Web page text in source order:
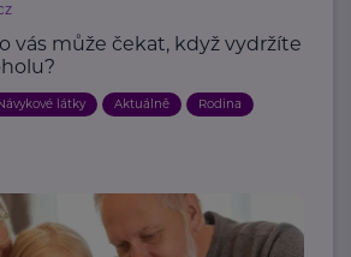
vás může čekat, když vydržíte
látky Aktuálně Rodina